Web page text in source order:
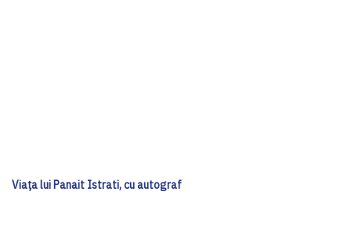
Viața lui Panait Istrati, cu autograf